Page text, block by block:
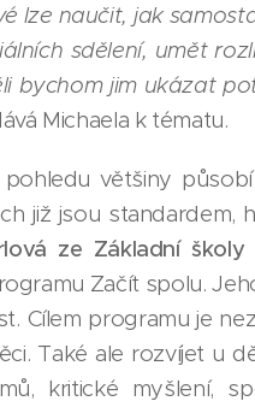
lze naučit, jak
sdělení, umět
bychom jim ukázat
Michaela k tématu.
většiny
již jsou standardem,
ze Základní
Začít spolu.
Cílem programu je
Také ale rozvíjet u
kritické myšlení,